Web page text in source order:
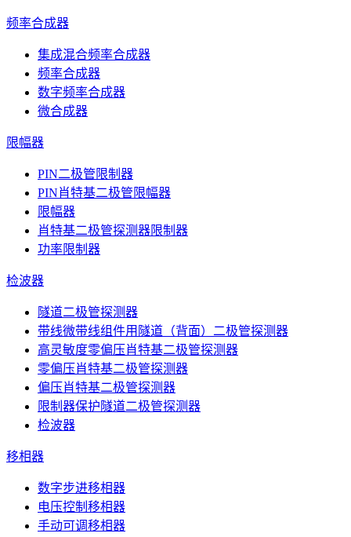
频率合成器
集成混合频率合成器
频率合成器
数字频率合成器
微合成器
限幅器
PIN二极管限制器
PIN肖特基二极管限幅器
限幅器
肖特基二极管探测器限制器
功率限制器
检波器
隧道二极管探测器
带线微带线组件用隧道（背面）二极管探测器
高灵敏度零偏压肖特基二极管探测器
零偏压肖特基二极管探测器
偏压肖特基二极管探测器
限制器保护隧道二极管探测器
检波器
移相器
数字步进移相器
电压控制移相器
手动可调移相器